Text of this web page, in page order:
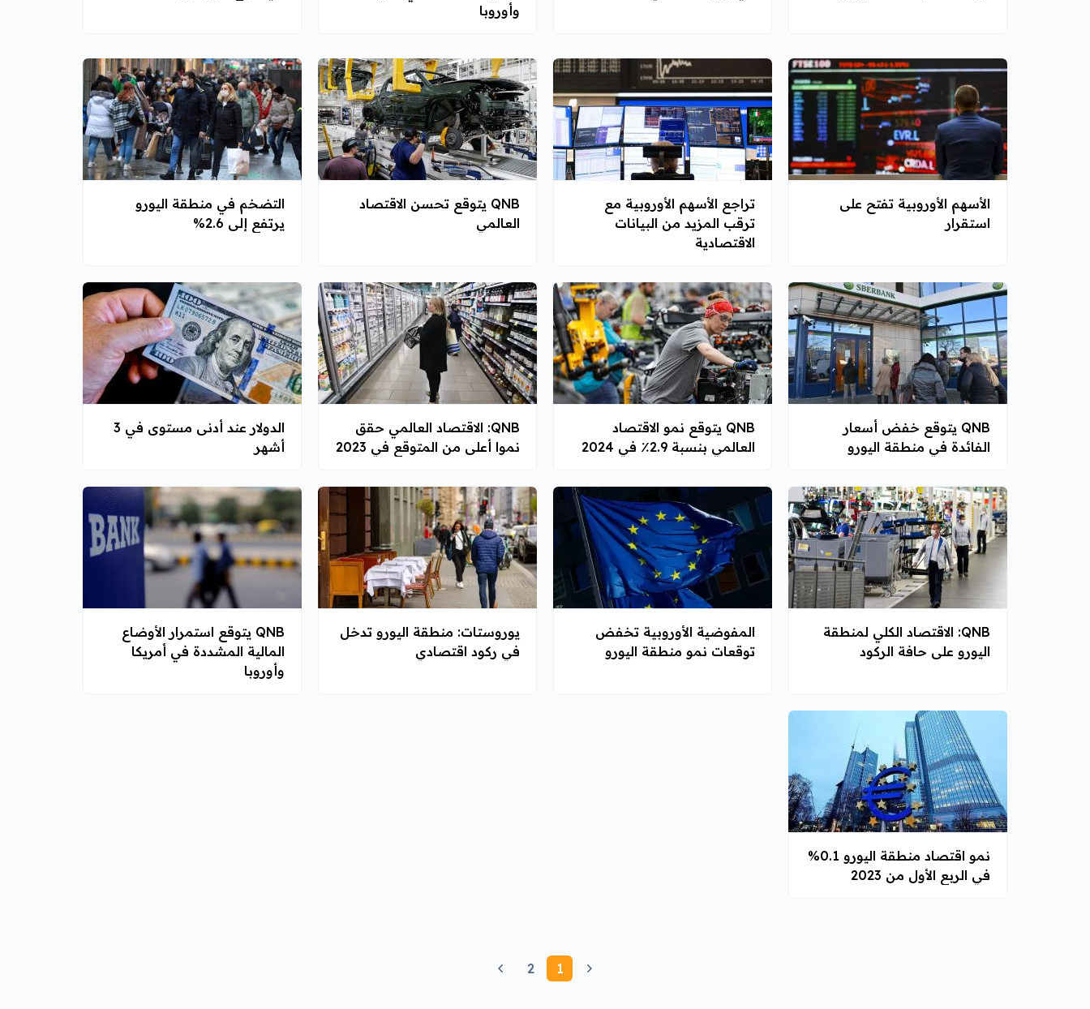
وأوروبا
الأسهم الأوروبية تفتح على
استقرار
تراجع الأسهم الأوروبية مع
ترقب المزيد من البيانات
الاقتصادية
QNB يتوقع تحسن الاقتصاد
العالمي
التضخم في منطقة اليورو
يرتفع إلى 2.6%
QNB يتوقع خفض أسعار
الفائدة في منطقة اليورو
QNB يتوقع نمو الاقتصاد
العالمي بنسبة 2.9٪ في 2024
QNB: الاقتصاد العالمي حقق
نموا أعلى من المتوقع في 2023
الدولار عند أدنى مستوى في 3
أشهر
QNB: الاقتصاد الكلي لمنطقة
اليورو على حافة الركود
المفوضية الأوروبية تخفض
توقعات نمو منطقة اليورو
يوروستات: منطقة اليورو تدخل
في ركود اقتصادي
QNB يتوقع استمرار الأوضاع
المالية المشددة في أمريكا
وأوروبا
نمو اقتصاد منطقة اليورو 0.1%
في الربع الأول من 2023
1
2